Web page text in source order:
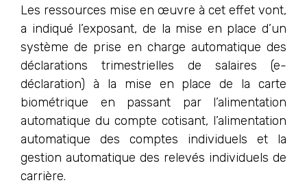
Les ressources mise en œuvre à cet effet vont,
a indiqué l’exposant, de la mise en place d’un
système de prise en charge automatique des
déclarations trimestrielles de salaires (e-
déclaration) à la mise en place de la carte
biométrique en passant par l’alimentation
automatique du compte cotisant, l’alimentation
automatique des comptes individuels et la
gestion automatique des relevés individuels de
carrière.